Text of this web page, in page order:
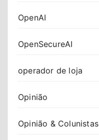
OpenAI
OpenSecureAI
operador de loja
Opinião
Opinião & Colunistas